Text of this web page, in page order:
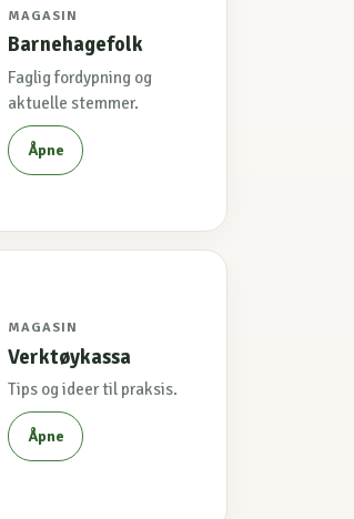
MAGASIN
Barnehagefolk
Faglig fordypning og
aktuelle stemmer.
Åpne
MAGASIN
Verktøykassa
Tips og ideer til praksis.
Åpne